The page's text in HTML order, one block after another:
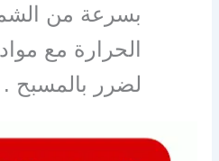
بسرعة من
الحرارة مع
لضرر بالمسبح .